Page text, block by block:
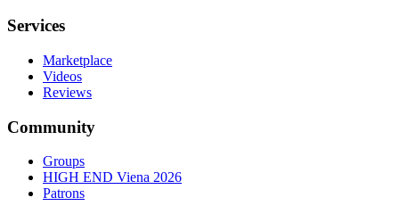
Services
Marketplace
Videos
Reviews
Community
Groups
HIGH END Viena 2026
Patrons